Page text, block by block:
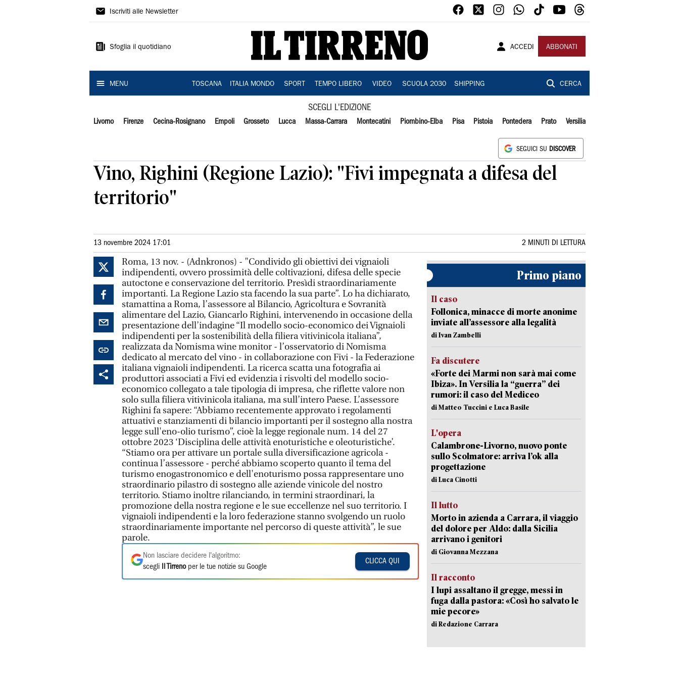
Il
Iscriviti alle Newsletter
Sfoglia il quotidiano ACCEDI ABBONATI
MENU TOSCANA ITALIA MONDO SPORT TEMPO LIBERO VIDEO SCUOLA 2030 SHIPPING CERCA
SCEGLI L'EDIZIONE
Livorno Firenze Cecina-Rosignano Empoli Grosseto Lucca Massa-Carrara Montecatini Piombino-Elba Pisa Pistoia Pontedera Prato Versilia
SEGUICI SU DISCOVER
Vino, Righini (Regione Lazio): "Fivi impegnata a difesa del
territorio"
13 novembre 2024 17:01 2 MINUTI DI LETTURA
Roma, 13 nov. - (Adnkronos) - "Condivido gli obiettivi dei vignaioli
indipendenti, ovvero prossimità delle coltivazioni, difesa delle specie
autoctone e conservazione del territorio. Presìdi straordinariamente
importanti. La Regione Lazio sta facendo la sua parte”. Lo ha dichiarato,
stamattina a Roma, l’assessore al Bilancio, Agricoltura e Sovranità
alimentare del Lazio, Giancarlo Righini, intervenendo in occasione della
presentazione dell’indagine “Il modello socio-economico dei Vignaioli
indipendenti per la sostenibilità della filiera vitivinicola italiana”,
realizzata da Nomisma wine monitor - l’osservatorio di Nomisma
dedicato al mercato del vino - in collaborazione con Fivi - la Federazione
italiana vignaioli indipendenti. La ricerca scatta una fotografia ai
produttori associati a Fivi ed evidenzia i risvolti del modello socio-
economico collegato a tale tipologia di impresa, che riflette valore non
solo sulla filiera vitivinicola italiana, ma sull’intero Paese. L’assessore
Righini fa sapere: “Abbiamo recentemente approvato i regolamenti
attuativi e stanziamenti di bilancio importanti per il sostegno alla nostra
legge sull'eno-olio turismo”, cioè la legge regionale num. 14 del 27
ottobre 2023 ‘Disciplina delle attività enoturistiche e oleoturistiche’.
“Stiamo ora per attivare un portale sulla diversificazione agricola -
continua l’assessore - perché abbiamo scoperto quanto il tema del
turismo enogastronomico e dell'enoturismo possa rappresentare uno
straordinario pilastro di sostegno alle aziende vinicole del nostro
territorio. Stiamo inoltre rilanciando, in termini straordinari, la
promozione della nostra regione e le sue eccellenze nel suo territorio. I
vignaioli indipendenti e la loro federazione stanno svolgendo un ruolo
straordinariamente importante nel percorso di queste attività”, le sue
parole.
Non lasciare decidere l'algoritmo:
scegli
Il Tirrenoper le tue notizie su Google
CLICCA QUI
Primo piano
Il caso
Follonica, minacce di morte anonime
inviate all’assessore alla legalità
di Ivan Zambelli
Fa discutere
«Forte dei Marmi non sarà mai come
Ibiza». In Versilia la “guerra” dei
rumori: il caso del Mediceo
di Matteo Tuccini e Luca Basile
L'opera
Calambrone-Livorno, nuovo ponte
sullo Scolmatore: arriva l’ok alla
progettazione
di Luca Cinotti
Il lutto
Morto in azienda a Carrara, il viaggio
del dolore per Aldo: dalla Sicilia
arrivano i genitori
di Giovanna Mezzana
Il racconto
I lupi assaltano il gregge, messi in
fuga dalla pastora: «Così ho salvato le
mie pecore»
di Redazione Carrara